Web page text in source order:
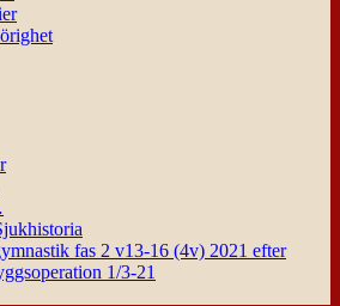
fas 2 v13-16 (4v) 2021 efter
1/3-21